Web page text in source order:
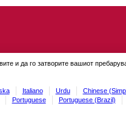
и да го затворите вашиот
Italiano Urdu Chinese
Portuguese Portuguese (Brazil)